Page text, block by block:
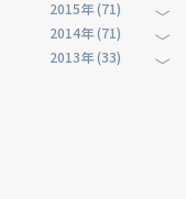
2015年 (71)
2014年 (71)
2013年 (33)